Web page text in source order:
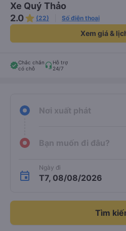
Xe Quý Thảo
2.0
(22) Số điện thoại
Xem giá &
Chắc chắn
có chỗ
Hỗ trợ
24/7
Nơi xuất phát
Bạn muốn đi đâu?
Ngày đi
T7, 08/08/2026
Tìm